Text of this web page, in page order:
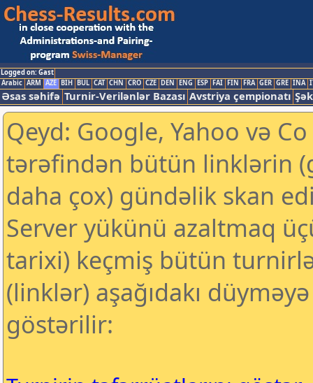
Logged on: Gast
Arabic ARM AZE BIH BUL CAT CHN CRO CZE DEN ENG ESP FAI FIN FRA GER GRE INA
Əsas səhifə Turnir-Verilənlər Bazası Avstriya çempionatı
Qeyd: Google, Yahoo və
tərəfindən bütün linklərin
daha çox) gündəlik skan
Server yükünü azaltmaq
tarixi) keçmiş bütün
(linklər) aşağıdakı
göstərilir: